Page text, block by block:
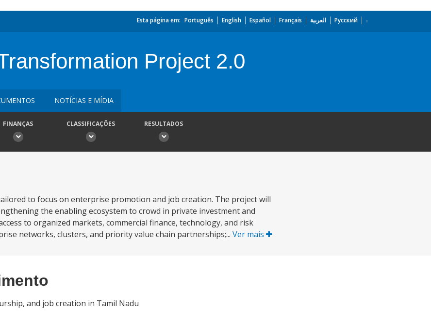
Esta página em: Português English Español Français العربية Русский
Project 2.0
NOTÍCIAS E MÍDIA
FINANÇAS CLASSIFICAÇÕES RESULTADOS
to focus on enterprise promotion and job creation. The project will
the enabling ecosystem to crowd in private investment and
to organized markets, commercial finance, technology, and risk
networks, clusters, and priority value chain partnerships;... Ver mais
and job creation in Tamil Nadu